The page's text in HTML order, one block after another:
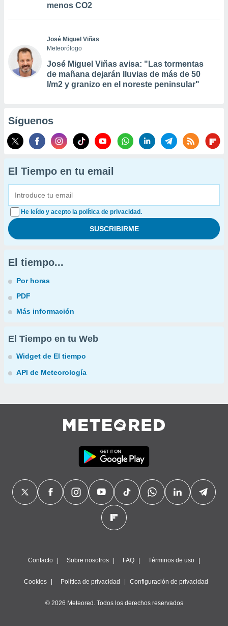
menos CO2
José Miguel Viñas
Meteorólogo
José Miguel Viñas avisa: "Las tormentas
de mañana dejarán lluvias de más de 50
l/m2 y granizo en el noreste peninsular"
Síguenos
El Tiempo en tu email
He leído y acepto la política de privacidad.
El tiempo...
Por horas
PDF
Más información
El Tiempo en tu Web
Widget de El tiempo
API de Meteorología
Contacto Sobre nosotros FAQ Términos de uso
Cookies Política de privacidad Configuración de privacidad
© 2026 Meteored. Todos los derechos reservados